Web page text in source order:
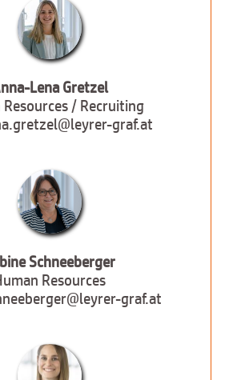
Lena Gretzel
Resources / Recruiting
graf.at
Schneeberger
Resources
graf.at